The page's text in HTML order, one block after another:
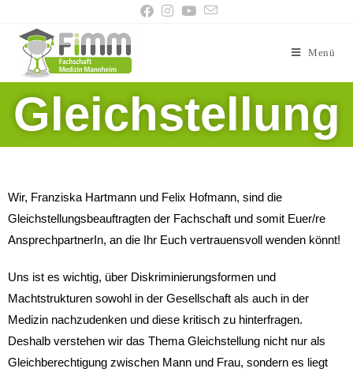
Menü
Gleichstellung
Wir, Franziska Hartmann und Felix Hofmann, sind die
Gleichstellungsbeauftragten der Fachschaft und somit Euer/re
AnsprechpartnerIn, an die Ihr Euch vertrauensvoll wenden könnt!
Uns ist es wichtig, über Diskriminierungsformen und
Machtstrukturen sowohl in der Gesellschaft als auch in der
Medizin nachzudenken und diese kritisch zu hinterfragen.
Deshalb verstehen wir das Thema Gleichstellung nicht nur als
Gleichberechtigung zwischen Mann und Frau, sondern es liegt